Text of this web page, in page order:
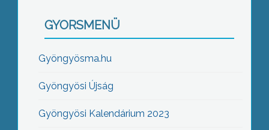
GYORSMENÜ
Gyöngyösma.hu
Gyöngyösi Újság
Gyöngyösi Kalendárium 2023